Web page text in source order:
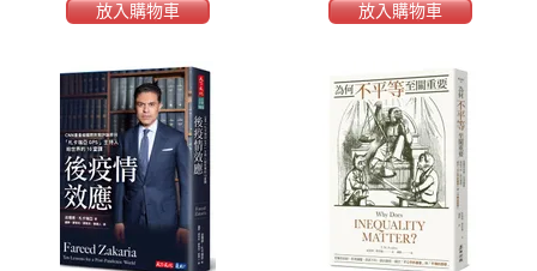
放入購物車 放入購物車